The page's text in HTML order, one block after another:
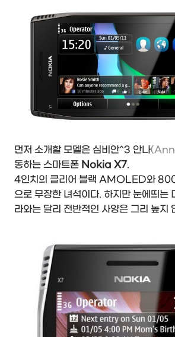
먼저 소개할 모델은 심비안^3 안나
동하는 스마트폰 Nokia X7.
4인치의 클리어 블랙 AMOLED와
으로 무장한 녀석이다. 하지만 눈에띄는
라와는 달리 전반적인 사양은 그리 높지